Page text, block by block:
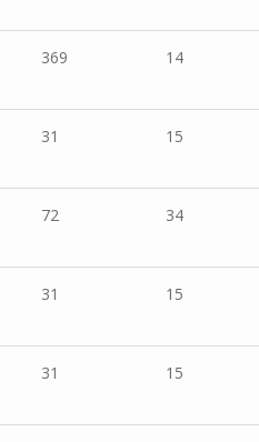
369 14
31 15
72 34
31 15
31 15